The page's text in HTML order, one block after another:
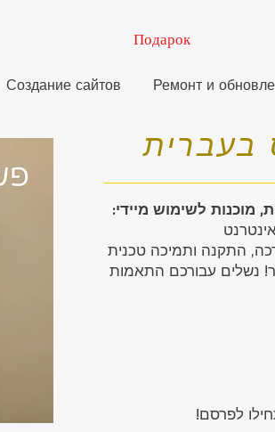
Подарок
Создание сайтов Ремонт и
בעברית
נשלים עבורכם התאמות
לפרסם!